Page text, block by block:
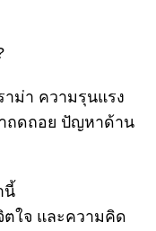
ม่า ความรุนแรง
ถดถอย ปัญหาด้าน
นี้
ตใจ และความคิด